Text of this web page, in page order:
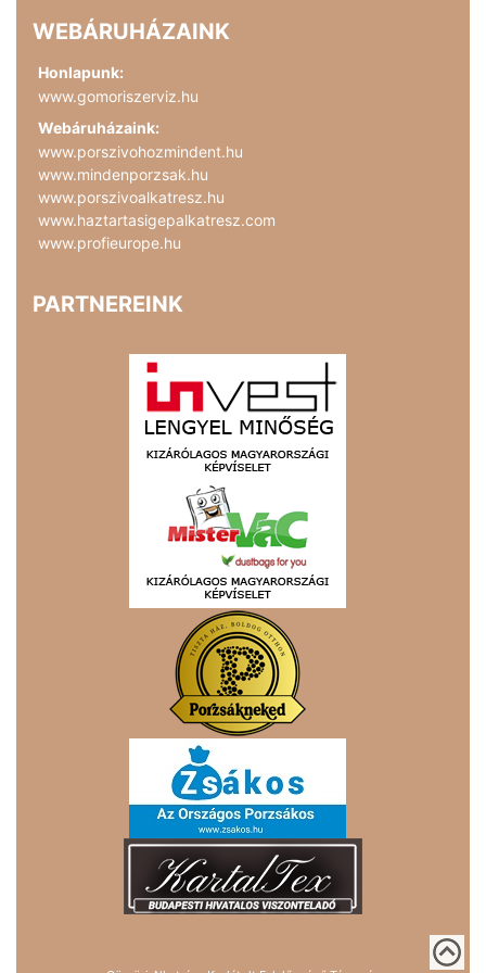
WEBÁRUHÁZAINK
Honlapunk:
www.gomoriszerviz.hu
Webáruházaink:
www.porszivohozmindent.hu
www.mindenporzsak.hu
www.porszivoalkatresz.hu
www.haztartasigepalkatresz.com
www.profieurope.hu
PARTNEREINK